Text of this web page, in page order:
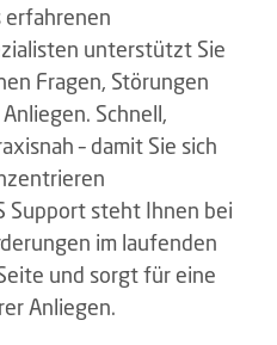
erfahrenen
unterstützt Sie
Fragen, Störungen
Schnell,
– damit Sie sich
Support steht Ihnen bei
im laufenden
und sorgt für eine
Anliegen.